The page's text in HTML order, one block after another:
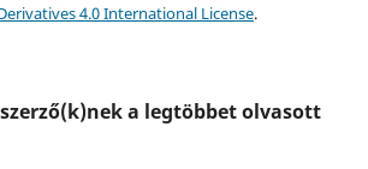
4.0 International License.
a legtöbbet olvasott